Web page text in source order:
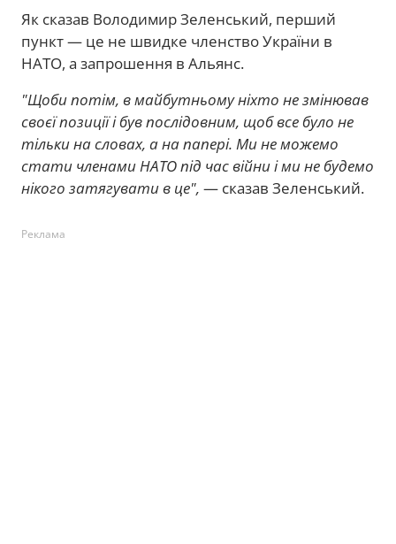
Як сказав Володимир Зеленський, перший
пункт — це не швидке членство України в
НАТО, а запрошення в Альянс.
"Щоби потім, в майбутньому ніхто не змінював
своєї позиції і був послідовним, щоб все було не
тільки на словах, а на папері. Ми не можемо
стати членами НАТО під час війни і ми не будемо
нікого затягувати в це", — сказав Зеленський.
Реклама